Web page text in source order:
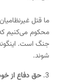
ما قتل
محکوم می‌کنیم
جنگ است.
شوند.
حق دفاع از